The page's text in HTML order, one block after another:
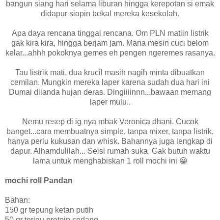
bangun siang hari selama liburan hingga kerepotan si emak
didapur siapin bekal mereka kesekolah.
Apa daya rencana tinggal rencana. Om PLN matiin listrik
gak kira kira, hingga berjam jam. Mana mesin cuci belom
kelar...ahhh pokoknya gemes eh pengen ngeremes rasanya.
Tau listrik mati, dua krucil masih nagih minta dibuatkan
cemilan. Mungkin mereka laper karena sudah dua hari ini
Dumai dilanda hujan deras. Dingiiiinnn...bawaan memang
laper mulu..
Nemu resep di ig nya mbak Veronica dhani. Cucok
banget...cara membuatnya simple, tanpa mixer, tanpa listrik,
hanya perlu kukusan dan whisk. Bahannya juga lengkap di
dapur. Alhamdulilah... Seisi rumah suka. Gak butuh waktu
lama untuk menghabiskan 1 roll mochi ini 😀
mochi roll Pandan
Bahan:
150 gr tepung ketan putih